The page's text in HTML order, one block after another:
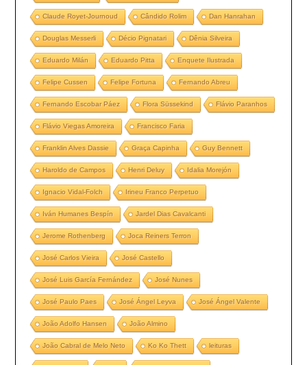
Claude Royet-Journoud Cândido Rolim Dan Hanrahan
Douglas Messerli Décio Pignatari Dênia Silveira
Eduardo Milán Eduardo Pitta Enquete Ilustrada
Felipe Cussen Felipe Fortuna Fernando Abreu
Fernando Escobar Páez Flora Süssekind Flávio Paranhos
Flávio Viegas Amoreira Francisco Faria
Franklin Alves Dassie Graça Capinha Guy Bennett
Haroldo de Campos Henri Deluy Idalia Morejón
Ignacio Vidal-Folch Irineu Franco Perpetuo
Iván Humanes Bespín Jardel Dias Cavalcanti
Jerome Rothenberg Joca Reiners Terron
José Carlos Vieira José Castello
José Luis García Fernández José Nunes
José Paulo Paes José Ángel Leyva José Ángel Valente
João Adolfo Hansen João Almino
João Cabral de Melo Neto Ko Ko Thett leituras